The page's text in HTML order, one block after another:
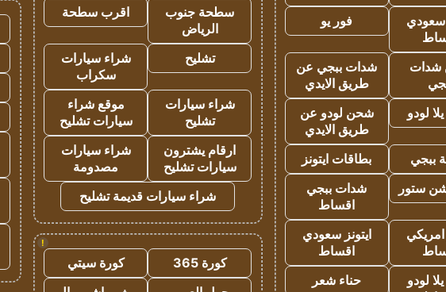
سعودي
فور يو
شدات ببجي عن
طريق الايدي
لودو
شحن لودو عن
طريق الايدي
ببجي
بطاقات ايتونز
ستور
شدات ببجي
اقساط
امريكي
ايتونز سعودي
اقساط
لودو
حناء شعر
سطحة جنوب
الرياض
اقرب سطحة
تشليح
شراء سيارات
سكراب
شراء سيارات
تشليح
موقع شراء
سيارات تشليح
ارقام يشترون
سيارات تشليح
شراء سيارات
مصدومة
شراء سيارات قديمة تشليح
!
كورة 365
كورة سيتي